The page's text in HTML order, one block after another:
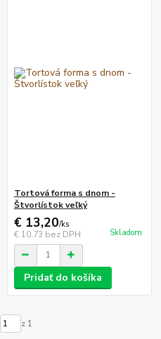
Tortová forma s dnom -
Štvorlístok veľký
€ 13,20/ks
€ 10,73 bez DPH Skladom
Pridať do košíka
z 1